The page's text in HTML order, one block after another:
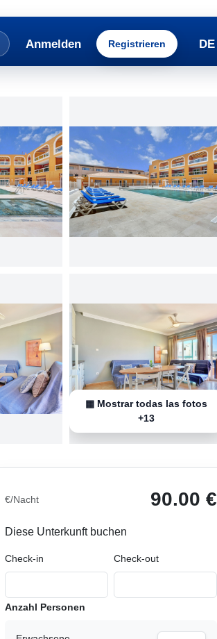
Anmelden Registrieren DE
▦ Mostrar todas las fotos
+13
€/Nacht 90.00 €
Diese Unterkunft buchen
Check-in Check-out
Anzahl Personen